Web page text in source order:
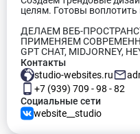
целям. Готовы
ДЕЛАЕМ ВЕБ-
ПРИМЕНЯЕМ
GPT CHAT, MIDJORNEY,
Контакты
studio-websites.ru
+7 (939) 709 - 98 - 82
Социальные сети
website__studio